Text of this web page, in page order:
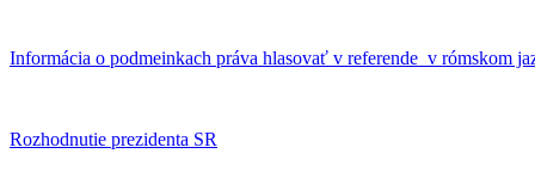
Informácia o podmeinkach práva hlasovať v referende v rómskom
Rozhodnutie prezidenta SR